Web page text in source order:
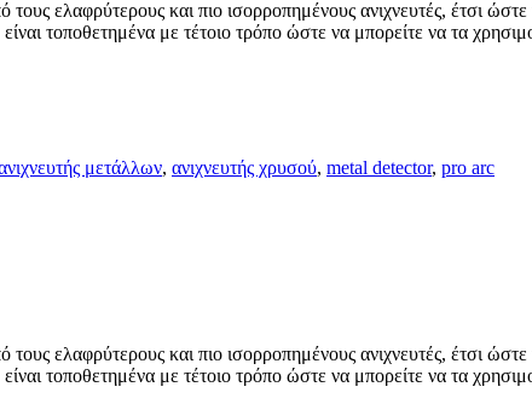
ελαφρύτερους και πιο ισορροπημένους ανιχνευτές, έτσι
τοποθετημένα με τέτοιο τρόπο ώστε να μπορείτε να τα
μετάλλων, ανιχνευτής χρυσού, metal detector, pro arc
ελαφρύτερους και πιο ισορροπημένους ανιχνευτές, έτσι
τοποθετημένα με τέτοιο τρόπο ώστε να μπορείτε να τα